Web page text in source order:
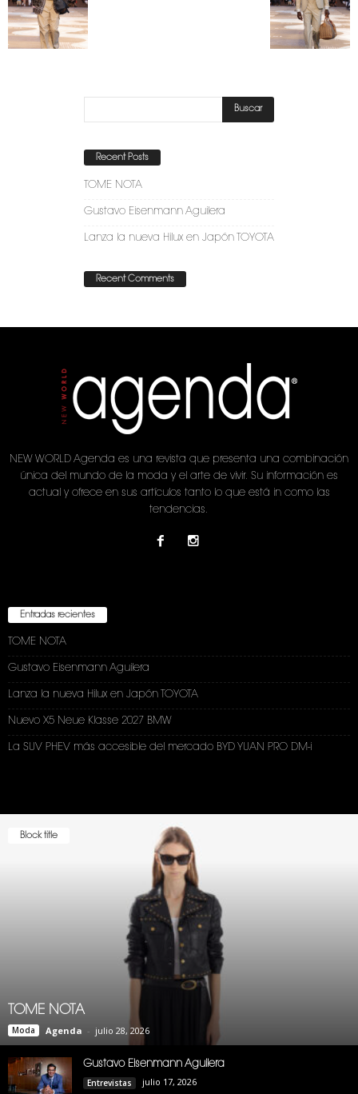
Recent Posts
TOME NOTA
Gustavo Eisenmann Aguilera
Lanza la nueva Hilux en Japón TOYOTA
Recent Comments
NEW WORLD Agenda es una revista que presenta una combinación
única del mundo de la moda y el arte de vivir. Su información es
actual y ofrece en sus artículos tanto lo que está in como las
tendencias.
Entradas recientes
TOME NOTA
Gustavo Eisenmann Aguilera
Lanza la nueva Hilux en Japón TOYOTA
Nuevo X5 Neue Klasse 2027 BMW
La SUV PHEV más accesible del mercado BYD YUAN PRO DM-i
Block title
TOME NOTA
Moda Agenda - julio 28, 2026
Gustavo Eisenmann Aguilera
Entrevistas julio 17, 2026